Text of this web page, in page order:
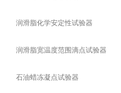
润滑脂化学安定性试验器
润滑脂宽温度范围滴点试验器
石油蜡冻凝点试验器